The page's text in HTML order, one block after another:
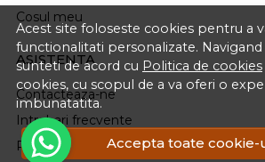
Acest site foloseste cookies pentru a
functionalitati personalizate.
sunteti de acord cu Politica de cookies
cookies, cu scopul de a va oferi o
imbunatatita.
Accepta toate cookie-
Cosul meu
ASISTENTA
Contacteaza-ne
Intrebari frecvente
Renuntarea la Cumparare.Politica